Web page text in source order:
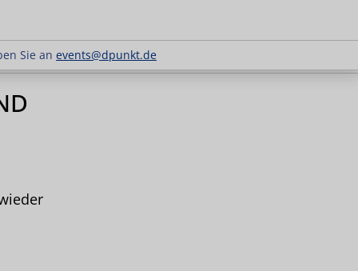
Sie an events@dpunkt.de
Sie anevents@dpunkt.de